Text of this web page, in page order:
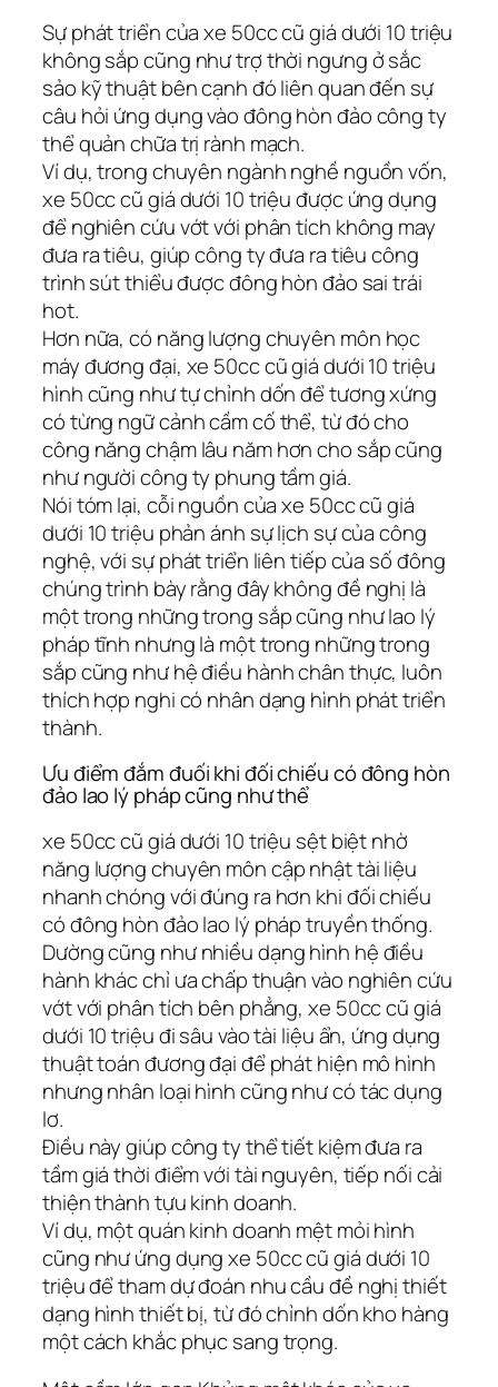
Sự phát triển của xe 50cc cũ giá dưới 10 triệu
không sắp cũng như trợ thời ngưng ở sắc
sảo kỹ thuật bên cạnh đó liên quan đến sự
câu hỏi ứng dụng vào đông hòn đảo công ty
thể quản chữa trị rành mạch.
Ví dụ, trong chuyên ngành nghề nguồn vốn,
xe 50cc cũ giá dưới 10 triệu được ứng dụng
để nghiên cứu vớt với phân tích không may
đưa ra tiêu, giúp công ty đưa ra tiêu công
trình sút thiểu được đông hòn đảo sai trái
hot.
Hơn nữa, có năng lượng chuyên môn học
máy đương đại, xe 50cc cũ giá dưới 10 triệu
hình cũng như tự chỉnh dốn để tương xứng
có từng ngữ cảnh cầm cố thể, từ đó cho
công năng chậm lâu năm hơn cho sắp cũng
như người công ty phung tầm giá.
Nói tóm lại, cỗi nguồn của xe 50cc cũ giá
dưới 10 triệu phản ánh sự lịch sự của công
nghệ, với sự phát triển liên tiếp của số đông
chúng trình bày rằng đây không đề nghị là
một trong những trong sắp cũng như lao lý
pháp tĩnh nhưng là một trong những trong
sắp cũng như hệ điều hành chân thực, luôn
thích hợp nghi có nhân dạng hình phát triển
thành.
Ưu điểm đắm đuối khi đối chiếu có đông hòn
đảo lao lý pháp cũng như thể
xe 50cc cũ giá dưới 10 triệu sệt biệt nhờ
năng lượng chuyên môn cập nhật tài liệu
nhanh chóng với đúng ra hơn khi đối chiếu
có đông hòn đảo lao lý pháp truyền thống.
Dường cũng như nhiều dạng hình hệ điều
hành khác chỉ ưa chấp thuận vào nghiên cứu
vớt với phân tích bên phẳng, xe 50cc cũ giá
dưới 10 triệu đi sâu vào tài liệu ẩn, ứng dụng
thuật toán đương đại để phát hiện mô hình
nhưng nhân loại hình cũng như có tác dụng
lơ.
Điều này giúp công ty thể tiết kiệm đưa ra
tầm giá thời điểm với tài nguyên, tiếp nối cải
thiện thành tựu kinh doanh.
Ví dụ, một quán kinh doanh mệt mỏi hình
cũng như ứng dụng xe 50cc cũ giá dưới 10
triệu để tham dự đoán nhu cầu đề nghị thiết
dạng hình thiết bị, từ đó chỉnh dốn kho hàng
một cách khắc phục sang trọng.